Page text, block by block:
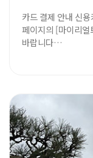
카드 결제 안내 신
페이지의 [마이리얼
바랍니다…